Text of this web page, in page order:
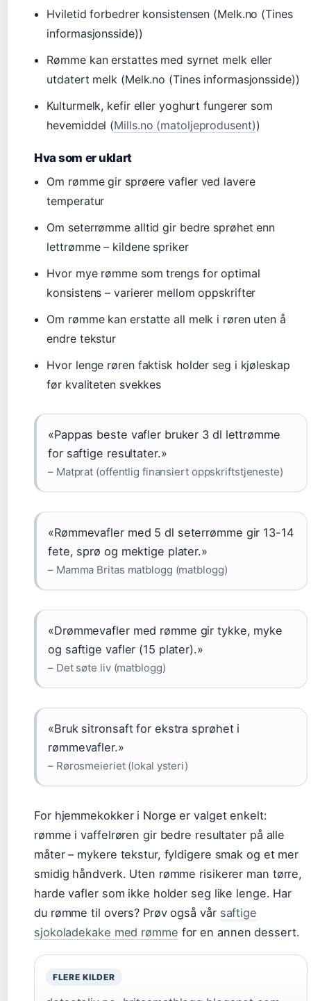
Hviletid forbedrer konsistensen (Melk.no (Tines
informasjonsside))
Rømme kan erstattes med syrnet melk eller
utdatert melk (Melk.no (Tines informasjonsside))
Kulturmelk, kefir eller yoghurt fungerer som
hevemiddel (Mills.no (matoljeprodusent))
Hva som er uklart
Om rømme gir sprøere vafler ved lavere
temperatur
Om seterrømme alltid gir bedre sprøhet enn
lettrømme – kildene spriker
Hvor mye rømme som trengs for optimal
konsistens – varierer mellom oppskrifter
Om rømme kan erstatte all melk i røren uten å
endre tekstur
Hvor lenge røren faktisk holder seg i kjøleskap
før kvaliteten svekkes
«Pappas beste vafler bruker 3 dl lettrømme
for saftige resultater.»
– Matprat (offentlig finansiert oppskriftstjeneste)
«Rømmevafler med 5 dl seterrømme gir 13-14
fete, sprø og mektige plater.»
– Mamma Britas matblogg (matblogg)
«Drømmevafler med rømme gir tykke, myke
og saftige vafler (15 plater).»
– Det søte liv (matblogg)
«Bruk sitronsaft for ekstra sprøhet i
rømmevafler.»
– Rørosmeieriet (lokal ysteri)
For hjemmekokker i Norge er valget enkelt:
rømme i vaffelrøren gir bedre resultater på alle
måter – mykere tekstur, fyldigere smak og et mer
smidig håndverk. Uten rømme risikerer man tørre,
harde vafler som ikke holder seg like lenge. Har
du rømme til overs? Prøv også vår saftige
sjokoladekake med rømme for en annen dessert.
FLERE KILDER